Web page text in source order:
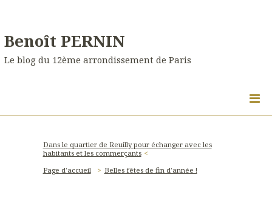
Benoît PERNIN
Le blog du 12ème arrondissement de Paris
Dans le quartier de Reuilly pour échanger avec les
habitants et les commerçants
Page d'accueil
Belles fêtes de fin d'année !